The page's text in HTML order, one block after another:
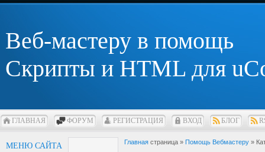
Веб-мастеру в помощь
Скрипты и HTML для
ГЛАВНАЯ ФОРУМ РЕГИСТРАЦИЯ ВХОД БЛОГ
МЕНЮ САЙТА Главная страница » Помощь Вебмастеру »